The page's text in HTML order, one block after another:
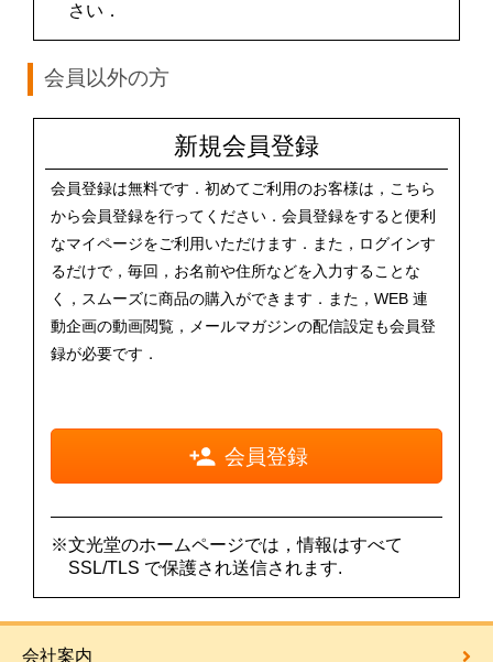
さい．
会員以外の方
新規会員登録
会員登録は無料です．初めてご利用のお客様は，こちら
から会員登録を行ってください．会員登録をすると便利
なマイページをご利用いただけます．また，ログインす
るだけで，毎回，お名前や住所などを入力することな
く，スムーズに商品の購入ができます．また，WEB 連
動企画の動画閲覧，メールマガジンの配信設定も会員登
録が必要です．
会員登録
※文光堂のホームページでは，情報はすべて
SSL/TLS で保護され送信されます.
会社案内